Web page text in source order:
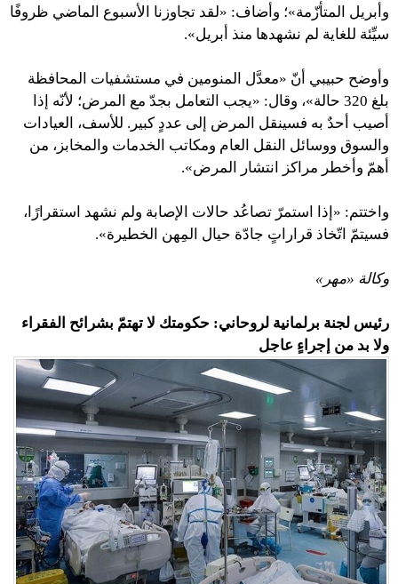
وأبريل المتأزّمة»؛ وأضاف: «لقد تجاوزنا الأسبوع الماضي ظروفًا
سيِّئة للغاية لم نشهدها منذ أبريل».
وأوضح حبيبي أنّ «معدَّل المنومين في مستشفيات المحافظة
بلغ 320 حالة»، وقال: «يجب التعامل بجدّ مع المرض؛ لأنّه إذا
أصيب أحدٌ به فسينقل المرض إلى عددٍ كبير. للأسف، العيادات
والسوق ووسائل النقل العام ومكاتب الخدمات والمخابز، من
أهمّ وأخطر مراكز انتشار المرض».
واختتم: «إذا استمرّ تصاعُد حالات الإصابة ولم نشهد استقرارًا،
فسيتمّ اتّخاذ قراراتٍ جادّة حيال المِهن الخطيرة».
وكالة «مهر»
رئيس لجنة برلمانية لروحاني: حكومتك لا تهتمّ بشرائح الفقراء
ولا بد من إجراءٍ عاجل